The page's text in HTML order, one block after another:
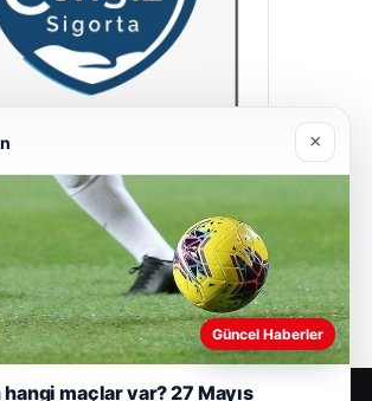
Sigorta
×
Güncel Haberler
maçlar var? 27 Mayıs